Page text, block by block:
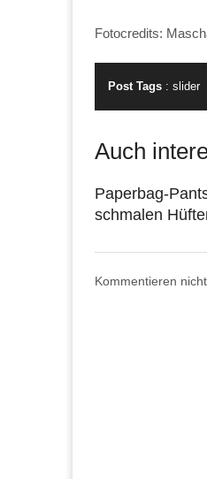
Fotocredits:
Post Tags : slider
Auch
Paperbag-
schmalen
Kommentieren